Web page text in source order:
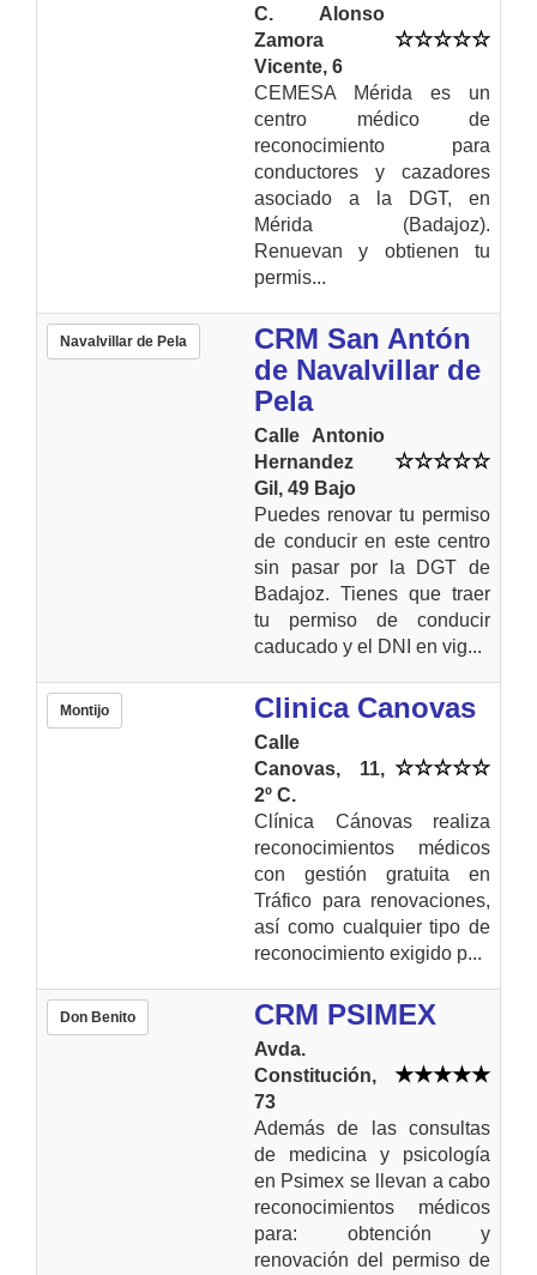
C. Alonso
Zamora
Vicente, 6
CEMESA Mérida es un
centro médico de
reconocimiento para
conductores y cazadores
asociado a la DGT, en
Mérida (Badajoz).
Renuevan y obtienen tu
permis...
Navalvillar de Pela
CRM San Antón
de Navalvillar de
Pela
Calle Antonio
Hernandez
Gil, 49 Bajo
Puedes renovar tu permiso
de conducir en este centro
sin pasar por la DGT de
Badajoz. Tienes que traer
tu permiso de conducir
caducado y el DNI en vig...
Montijo Clinica Canovas
Calle
Canovas, 11,
2º C.
Clínica Cánovas realiza
reconocimientos médicos
con gestión gratuita en
Tráfico para renovaciones,
así como cualquier tipo de
reconocimiento exigido p...
Don Benito CRM PSIMEX
Avda.
Constitución,
73
Además de las consultas
de medicina y psicología
en Psimex se llevan a cabo
reconocimientos médicos
para: obtención y
renovación del permiso de